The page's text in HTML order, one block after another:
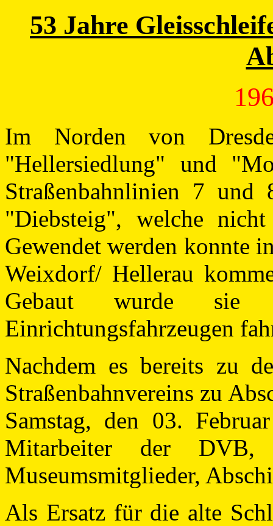
53 Jahre
Im Norden von
"Hellersiedlung" und
Straßenbahnlinien 7 und
"Diebsteig", welche
Gewendet werden konnte
Weixdorf/ Hellerau
Gebaut wurde
Einrichtungsfahrzeugen
Nachdem es bereits zu
Straßenbahnvereins zu
Samstag, den 03.
Mitarbeiter der
Museumsmitglieder,
Als Ersatz für die alte